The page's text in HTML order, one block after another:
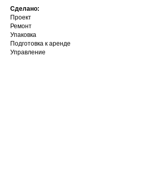
Сделано:
Проект
Ремонт
Упаковка
Подготовка к аренде
Управление